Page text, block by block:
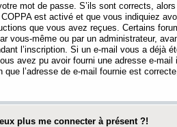
mot de passe. S’ils sont corrects,
est activé et que vous indiquiez
que vous avez reçues. Certains
vous-même ou par un administrateur,
l’inscription. Si un e-mail vous a déjà
avez pu avoir fourni une adresse e-mail
l’adresse de e-mail fournie est
plus me connecter à présent ?!